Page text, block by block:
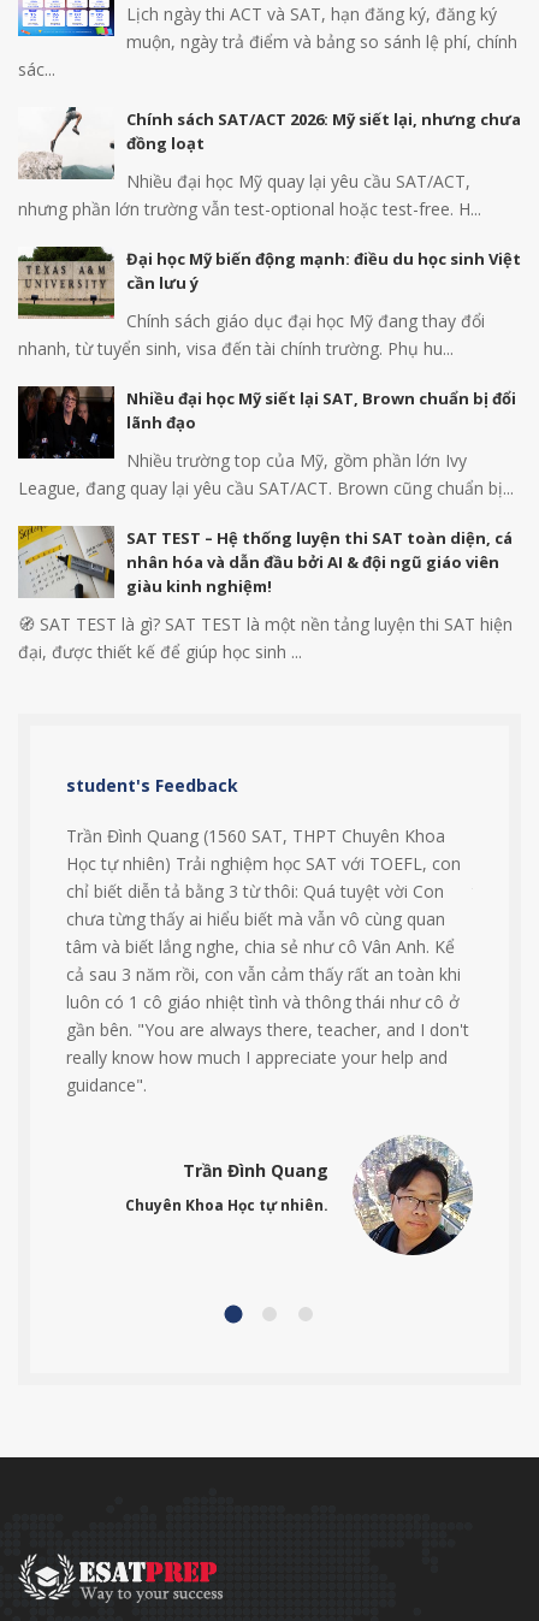
Lịch ngày thi ACT và SAT, hạn đăng ký, đăng ký
muộn, ngày trả điểm và bảng so sánh lệ phí, chính
sác...
Chính sách SAT/ACT 2026: Mỹ siết lại, nhưng chưa
đồng loạt
Nhiều đại học Mỹ quay lại yêu cầu SAT/ACT,
nhưng phần lớn trường vẫn test-optional hoặc test-free. H...
Đại học Mỹ biến động mạnh: điều du học sinh Việt
cần lưu ý
Chính sách giáo dục đại học Mỹ đang thay đổi
nhanh, từ tuyển sinh, visa đến tài chính trường. Phụ hu...
Nhiều đại học Mỹ siết lại SAT, Brown chuẩn bị đổi
lãnh đạo
Nhiều trường top của Mỹ, gồm phần lớn Ivy
League, đang quay lại yêu cầu SAT/ACT. Brown cũng chuẩn bị...
SAT TEST – Hệ thống luyện thi SAT toàn diện, cá
nhân hóa và dẫn đầu bởi AI & đội ngũ giáo viên
giàu kinh nghiệm!
🧭 SAT TEST là gì? SAT TEST là một nền tảng luyện thi SAT hiện
đại, được thiết kế để giúp học sinh ...
student's Feedback
Trần Đình Quang (1560 SAT, THPT Chuyên Khoa
Học tự nhiên) Trải nghiệm học SAT với TOEFL, con
chỉ biết diễn tả bằng 3 từ thôi: Quá tuyệt vời Con
chưa từng thấy ai hiểu biết mà vẫn vô cùng quan
tâm và biết lắng nghe, chia sẻ như cô Vân Anh. Kể
cả sau 3 năm rồi, con vẫn cảm thấy rất an toàn khi
luôn có 1 cô giáo nhiệt tình và thông thái như cô ở
gần bên. "You are always there, teacher, and I don't
really know how much I appreciate your help and
guidance".
Trần Đình Quang
Chuyên Khoa Học tự nhiên.